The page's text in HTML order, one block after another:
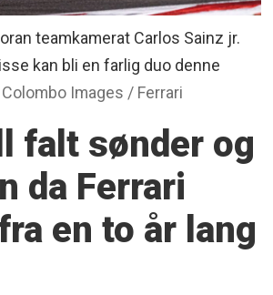
teamkamerat Carlos Sainz jr.
kan bli en farlig duo denne
Images / Ferrari
falt sønder og
da Ferrari
en to år lang